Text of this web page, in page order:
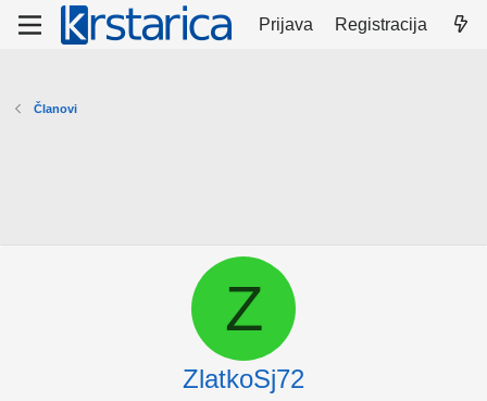
Prijava Registracija
Članovi
Z
ZlatkoSj72